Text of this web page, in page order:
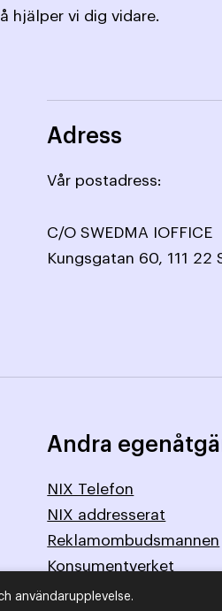
hjälper vi dig vidare.
Adress
Vår postadress:
C/O SWEDMA IOFFICE
Kungsgatan 60, 111 22
Andra
NIX Telefon
NIX addresserat
Reklamombudsmannen
Konsumentverket
användarupplevelse.